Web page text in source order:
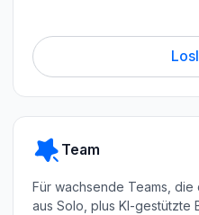
Team
Für wachsende Teams, die
aus Solo, plus KI-gestützte